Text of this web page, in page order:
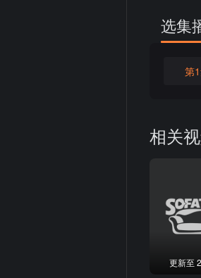
选集
第
相关
更新至